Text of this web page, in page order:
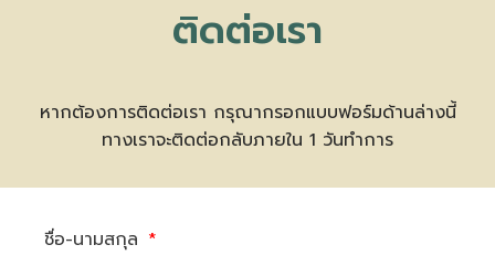
ติดต่อเรา
หากต้องการติดต่อเรา กรุณากรอกแบบฟอร์มด้านล่างนี้
ทางเราจะติดต่อกลับภายใน 1 วันทำการ
ชื่อ-นามสกุล